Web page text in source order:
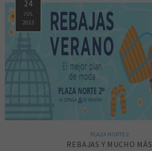
24
JUL
2023
PLAZA NORTE 2
REBAJAS Y MUCHO MÁS